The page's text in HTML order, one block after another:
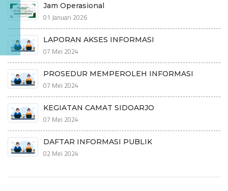
Jam Operasional
01 Januari 2026
LAPORAN AKSES INFORMASI
07 Mei 2024
PROSEDUR MEMPEROLEH INFORMASI
07 Mei 2024
KEGIATAN CAMAT SIDOARJO
07 Mei 2024
DAFTAR INFORMASI PUBLIK
02 Mei 2024